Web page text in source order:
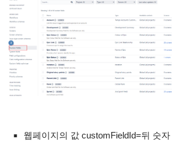
웹페이지의 값 customFieldId=뒤 숫자